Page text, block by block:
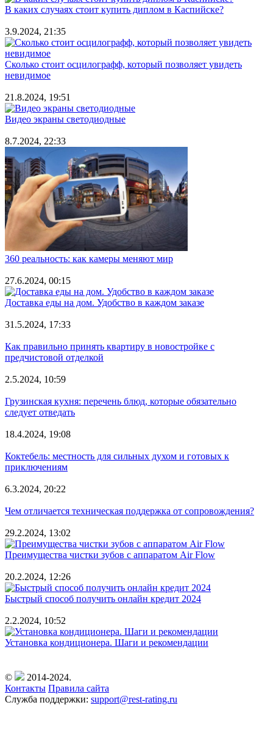
В каких случаях стоит купить диплом в Каспийске?
3.9.2024, 21:35
Сколько стоит осцилографф, который позволяет увидеть
невидимое
21.8.2024, 19:51
Видео экраны светодиодные
8.7.2024, 22:33
360 реальность: как камеры меняют мир
27.6.2024, 00:15
Доставка еды на дом. Удобство в каждом заказе
31.5.2024, 17:33
Как правильно принять квартиру в новостройке с
предчистовой отделкой
2.5.2024, 10:59
Грузинская кухня: перечень блюд, которые обязательно
следует отведать
18.4.2024, 19:08
Коктебель: местность для сильных духом и готовых к
приключениям
6.3.2024, 20:22
Чем отличается техническая поддержка от сопровождения?
29.2.2024, 13:02
Преимущества чистки зубов с аппаратом Air Flow
20.2.2024, 12:26
Быстрый способ получить онлайн кредит 2024
2.2.2024, 10:52
Установка кондиционера. Шаги и рекомендации
©
2014-2024.
Контакты Правила сайта
Служба поддержки: support@rest-rating.ru